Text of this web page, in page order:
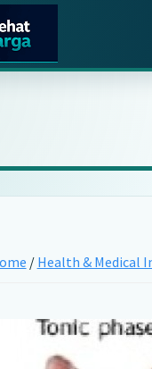
/ Health & Medical